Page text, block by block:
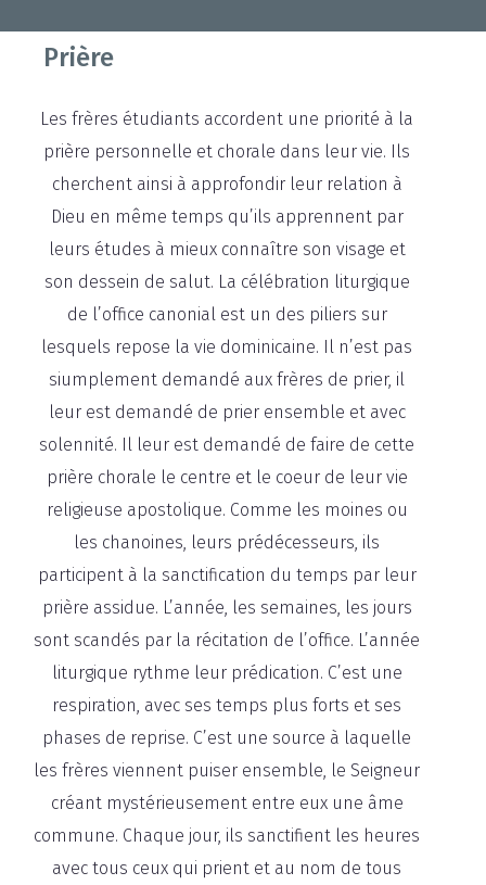
Prière
Les frères étudiants accordent une priorité à la
prière personnelle et chorale dans leur vie. Ils
cherchent ainsi à approfondir leur relation à
Dieu en même temps qu’ils apprennent par
leurs études à mieux connaître son visage et
son dessein de salut. La célébration liturgique
de l’office canonial est un des piliers sur
lesquels repose la vie dominicaine. Il n’est pas
siumplement demandé aux frères de prier, il
leur est demandé de prier ensemble et avec
solennité. Il leur est demandé de faire de cette
prière chorale le centre et le coeur de leur vie
religieuse apostolique. Comme les moines ou
les chanoines, leurs prédécesseurs, ils
participent à la sanctification du temps par leur
prière assidue. L’année, les semaines, les jours
sont scandés par la récitation de l’office. L’année
liturgique rythme leur prédication. C’est une
respiration, avec ses temps plus forts et ses
phases de reprise. C’est une source à laquelle
les frères viennent puiser ensemble, le Seigneur
créant mystérieusement entre eux une âme
commune. Chaque jour, ils sanctifient les heures
avec tous ceux qui prient et au nom de tous